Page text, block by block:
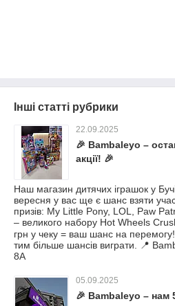
Інші статті рубрики
22.09.2025
🎉 Bambaleyo –
акції! 🎉
Наш магазин дитячих іграшок у
вересня у вас ще є шанс взяти
призів: My Little Pony, LOL, Paw
– великого набору Hot Wheels
грн у чеку = ваш шанс на
тим більше шансів виграти. 📍
8А
05.09.2025
🎉 Bambaleyo – нам